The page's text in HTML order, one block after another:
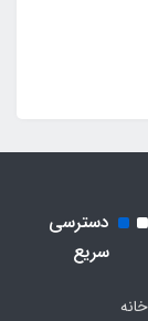
دسترسی
سریع
خانه